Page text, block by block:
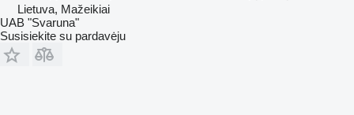
Lietuva, Mažeikiai
UAB "Svaruna"
Susisiekite su pardavėju